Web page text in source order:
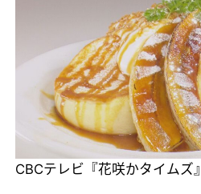
CBCテレビ『花咲かタイムズ』